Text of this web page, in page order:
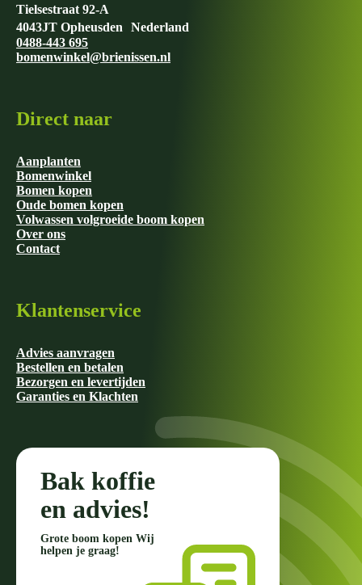
Tielsestraat 92-A
4043JT Opheusden Nederland
0488-443 695
bomenwinkel@brienissen.nl
Direct naar
Aanplanten
Bomenwinkel
Bomen kopen
Oude bomen kopen
Volwassen volgroeide boom kopen
Over ons
Contact
Klantenservice
Advies aanvragen
Bestellen en betalen
Bezorgen en levertijden
Garanties en Klachten
Bak koffie
en advies!
Grote boom kopen Wij
helpen je graag!